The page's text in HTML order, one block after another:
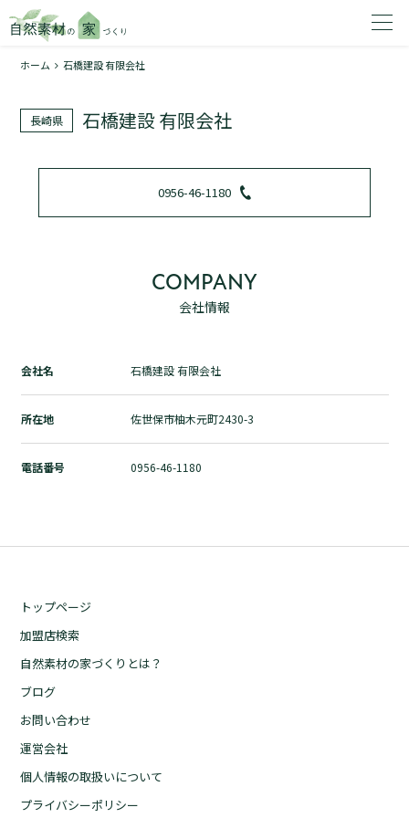
1
トップページ
加盟店検索
自然素材の家づくりとは？
ホーム 石橋建設 有限会社
長崎県 石橋建設 有限会社
0956-46-1180
COMPANY
会社情報
会社名 石橋建設 有限会社
所在地 佐世保市柚木元町2430-3
電話番号 0956-46-1180
トップページ
加盟店検索
自然素材の家づくりとは？
ブログ
お問い合わせ
運営会社
個人情報の取扱いについて
プライバシーポリシー